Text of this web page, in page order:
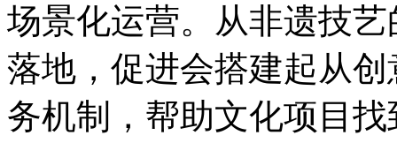
场景化运营。从非遗技
落地，促进会搭建起从
务机制，帮助文化项目